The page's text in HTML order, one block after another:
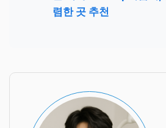
렴한 곳 추천